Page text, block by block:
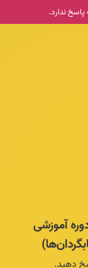
ندارد.
آموزشی
دهید.